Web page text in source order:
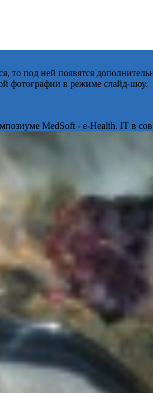
под ней появятся
фотографии в режиме слайд-шоу.
MedSoft - e-Health. IT в